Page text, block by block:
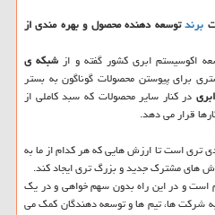
برندتوسعه دهنده محصول و بهره مندی از
شبکه ی
برای پیوستن محصولات گوناگون به بستر
در کنار سایر محصولات که سبد کاملی از
قرار می دهد.
تری است تا ارزش هایی که هر کدام از ما به
های مشترک جدید و بزرگ تری ایجاد کند.
است و در این راه بدون سهم خواهی و در یک
شرکت ها، تیم ها و توسعه دهندگان کمک می